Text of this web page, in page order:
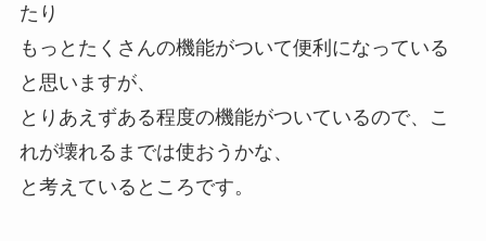
たり
もっとたくさんの機能がついて便利になっている
と思いますが、
とりあえずある程度の機能がついているので、こ
れが壊れるまでは使おうかな、
と考えているところです。